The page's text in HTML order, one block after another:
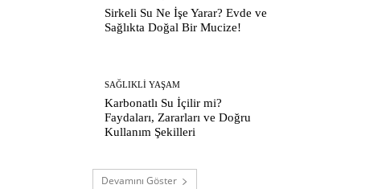
Sirkeli Su Ne İşe Yarar? Evde ve
Sağlıkta Doğal Bir Mucize!
SAĞLIKLI YAŞAM
Karbonatlı Su İçilir mi?
Faydaları, Zararları ve Doğru
Kullanım Şekilleri
Devamını Göster